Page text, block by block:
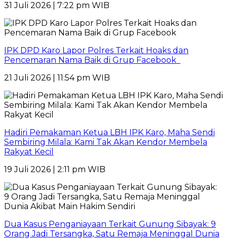
31 Juli 2026 | 7:22 pm WIB
IPK DPD Karo Lapor Polres Terkait Hoaks dan
Pencemaran Nama Baik di Grup Facebook
21 Juli 2026 | 11:54 pm WIB
Hadiri Pemakaman Ketua LBH IPK Karo, Maha Sendi
Sembiring Milala: Kami Tak Akan Kendor Membela
Rakyat Kecil
19 Juli 2026 | 2:11 pm WIB
Dua Kasus Penganiayaan Terkait Gunung Sibayak: 9
Orang Jadi Tersangka, Satu Remaja Meninggal Dunia